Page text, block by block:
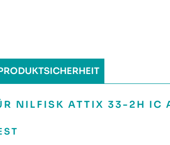
NILFISK ATTIX 33-2H IC